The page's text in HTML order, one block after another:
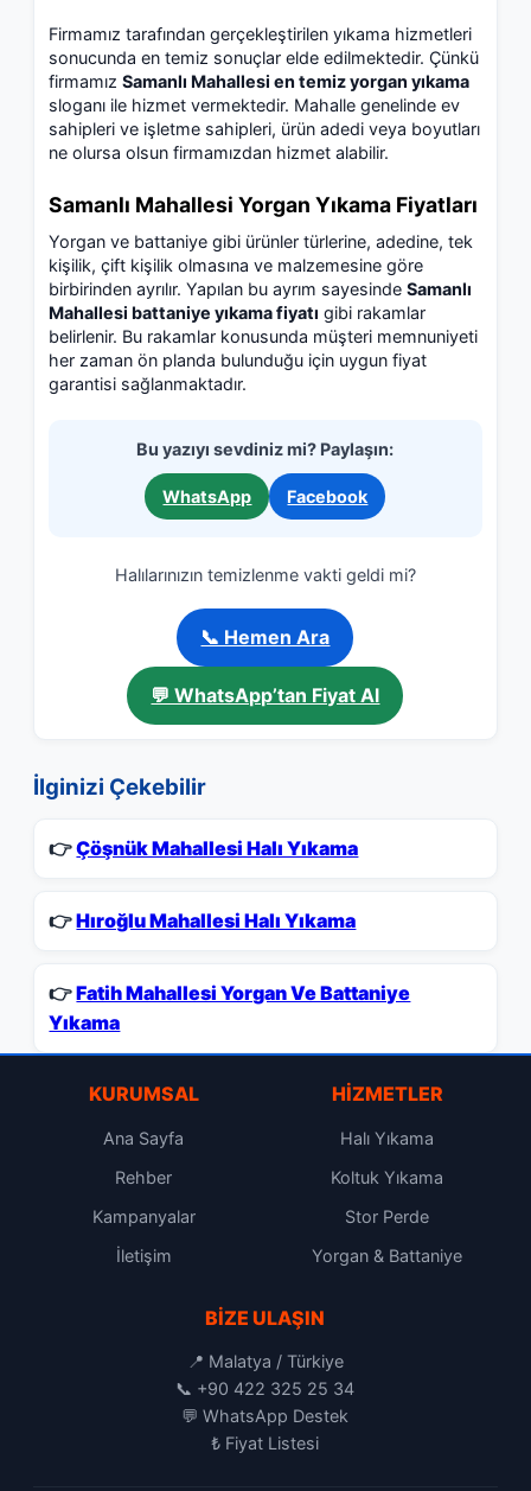
Firmamız tarafından gerçekleştirilen yıkama hizmetleri
sonucunda en temiz sonuçlar elde edilmektedir. Çünkü
firmamızSamanlı Mahallesi en temiz yorgan yıkama
sloganı ile hizmet vermektedir. Mahalle genelinde ev
sahipleri ve işletme sahipleri, ürün adedi veya boyutları
ne olursa olsun firmamızdan hizmet alabilir.
Samanlı Mahallesi Yorgan Yıkama Fiyatları
Yorgan ve battaniye gibi ürünler türlerine, adedine, tek
kişilik, çift kişilik olmasına ve malzemesine göre
birbirinden ayrılır. Yapılan bu ayrım sayesindeSamanlı
Mahallesi battaniye yıkama fiyatı gibi rakamlar
belirlenir. Bu rakamlar konusunda müşteri memnuniyeti
her zaman ön planda bulunduğu için uygun fiyat
garantisi sağlanmaktadır.
Bu yazıyı sevdiniz mi? Paylaşın:
WhatsApp Facebook
Halılarınızın temizlenme vakti geldi mi?
📞 Hemen Ara
💬 WhatsApp’tan Fiyat Al
İlginizi Çekebilir
👉Çöşnük Mahallesi Halı Yıkama
👉Hıroğlu Mahallesi Halı Yıkama
👉Fatih Mahallesi Yorgan Ve Battaniye
Yıkama
KURUMSAL
Ana Sayfa
Rehber
Kampanyalar
İletişim
HIZMETLER
Halı Yıkama
Koltuk Yıkama
Stor Perde
Yorgan & Battaniye
BIZE ULAŞIN
📍 Malatya / Türkiye
📞 +90 422 325 25 34
💬WhatsApp Destek
₺ Fiyat Listesi